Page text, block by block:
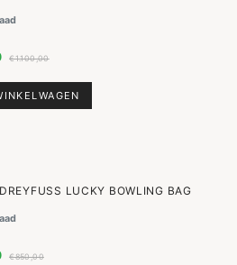
€1.100,00
LUCKY BOWLING BAG
€850,00